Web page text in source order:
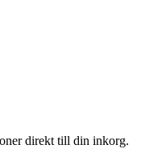
direkt till din inkorg.